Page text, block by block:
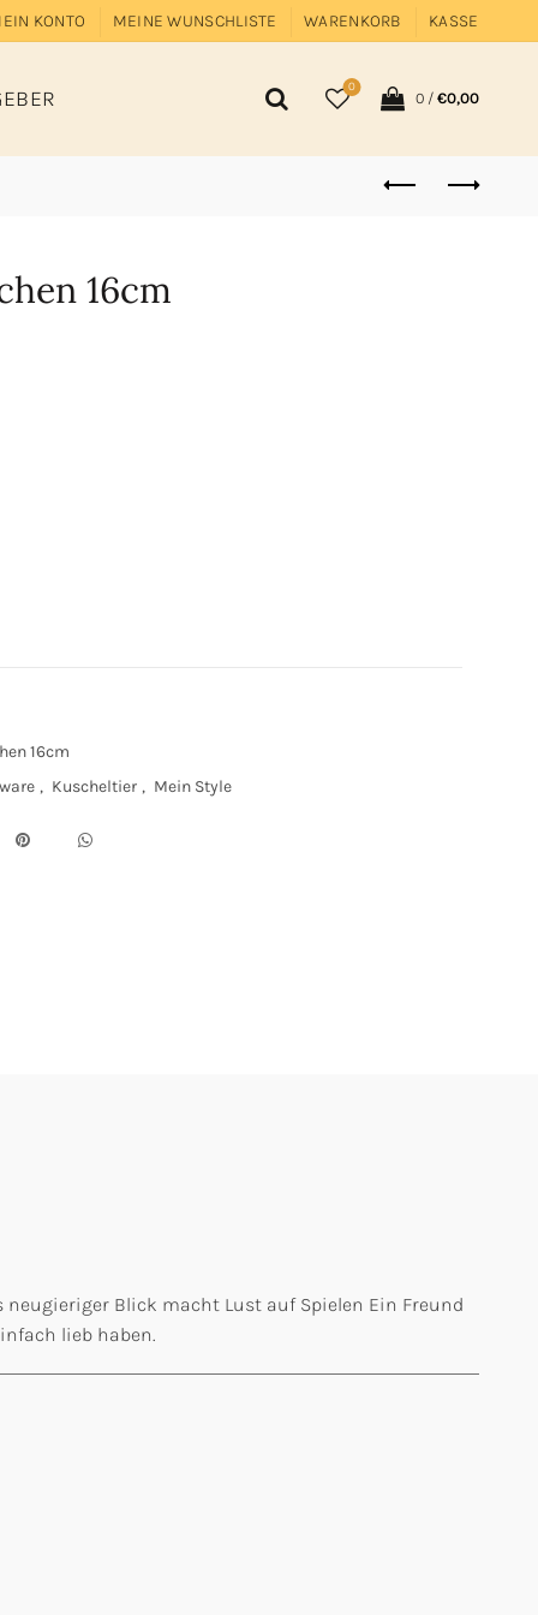
KONTO MEINE WUNSCHLISTE WARENKORB KASSE
0
0 / €0,00
16cm
16cm
, Kuscheltier , Mein Style
neugieriger Blick macht Lust auf Spielen Ein Freund
lieb haben.